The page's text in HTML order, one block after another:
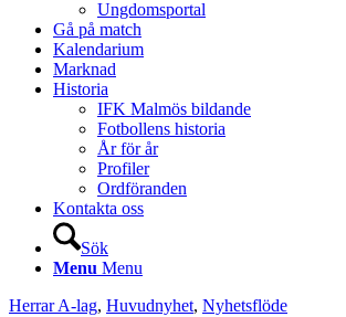
Ungdomsportal
Gå på match
Kalendarium
Marknad
Historia
IFK Malmös bildande
Fotbollens historia
År för år
Profiler
Ordföranden
Kontakta oss
Sök
Menu Menu
Herrar A-lag, Huvudnyhet, Nyhetsflöde